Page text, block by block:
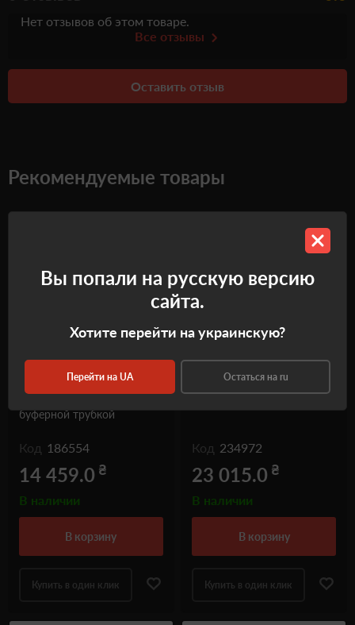
Нет отзывов об этом товаре.
Все отзывы
Оставить отзыв
Рекомендуемые товары
буферной трубкой
Код 186554
14 459.0 ₴
В наличии
в корзину
Купить в один клик
Код 234972
23 015.0 ₴
В наличии
в корзину
Купить в один клик
Вы попали на русскую версию
сайта.
Хотите перейти на украинскую?
Перейти на UA Остаться на ru